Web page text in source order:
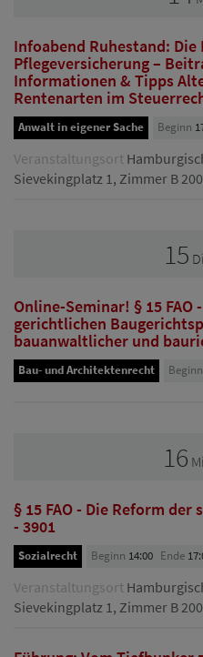
Infoabend Ruhestand: Die
Pflegeversicherung –
Informationen & Tipps
Rentenarten im
Anwalt in eigener Sache Beginn
Veranstaltungsort
Sievekingplatz 1, Zimmer B
15
Online-Seminar! § 15 FAO
gerichtlichen
bauanwaltlicher und
Bau- und Architektenrecht Beginn
16
§ 15 FAO - Die Reform
- 3901
Sozialrecht Beginn 14:00 Ende
Veranstaltungsort
Sievekingplatz 1, Zimmer B